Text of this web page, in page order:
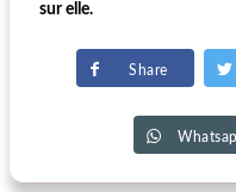
sur elle.
Share